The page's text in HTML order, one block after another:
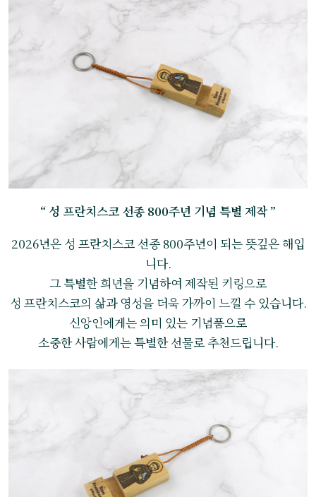
“ 성 프란치스코 선종 800주년 기념 특별 제작 ”
2026년은 성 프란치스코 선종 800주년이 되는 뜻깊은 해입
니다.
그 특별한 희년을 기념하여 제작된 키링으로
성 프란치스코의 삶과 영성을 더욱 가까이 느낄 수 있습니다.
신앙인에게는 의미 있는 기념품으로
소중한 사람에게는 특별한 선물로 추천드립니다.